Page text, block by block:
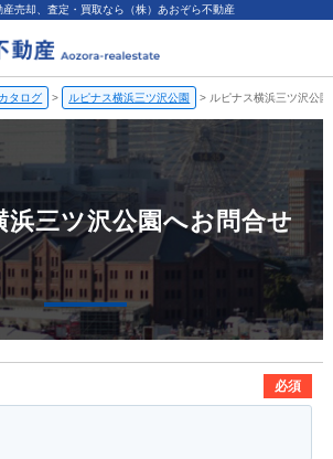
売却、査定・買取なら（株）あおぞら不動産
タログ > ルピナス横浜三ツ沢公園 > ルピナス横浜三ツ沢公
浜三ツ沢公園へお問合せ
必須